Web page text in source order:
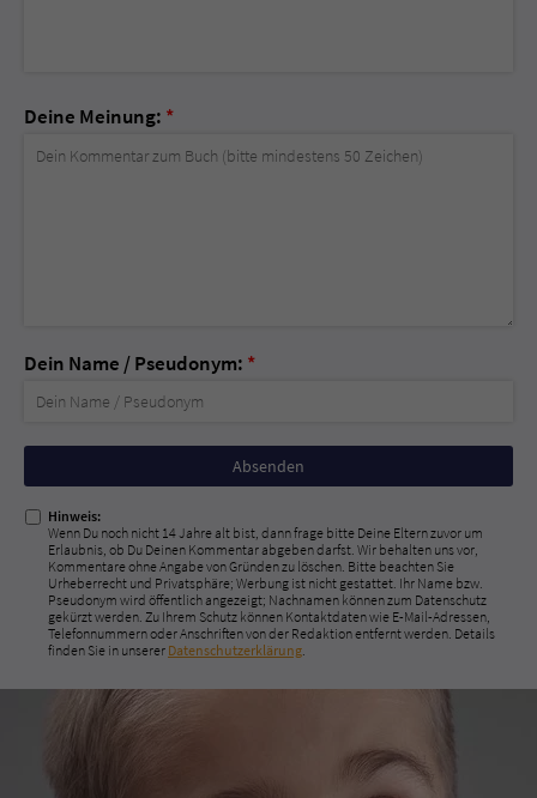
Deine Meinung: *
Dein Name / Pseudonym: *
Nicht
ausfüllen!
Hinweis:
Wenn Du noch nicht 14 Jahre alt bist, dann frage bitte Deine Eltern zuvor um
Erlaubnis, ob Du Deinen Kommentar abgeben darfst. Wir behalten uns vor,
Kommentare ohne Angabe von Gründen zu löschen. Bitte beachten Sie
Urheberrecht und Privatsphäre; Werbung ist nicht gestattet. Ihr Name bzw.
Pseudonym wird öffentlich angezeigt; Nachnamen können zum Datenschutz
gekürzt werden. Zu Ihrem Schutz können Kontaktdaten wie E-Mail-Adressen,
Telefonnummern oder Anschriften von der Redaktion entfernt werden. Details
finden Sie in unserer Datenschutzerklärung.